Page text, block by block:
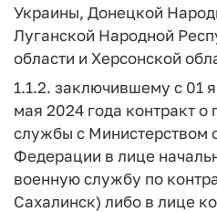
Украины, Донецкой
Луганской Народной
области и Херсонской
1.1.2. заключившему с 01
мая 2024 года контракт
службы с Министерством
Федерации в лице
военную службу по
Сахалинск) либо в лице